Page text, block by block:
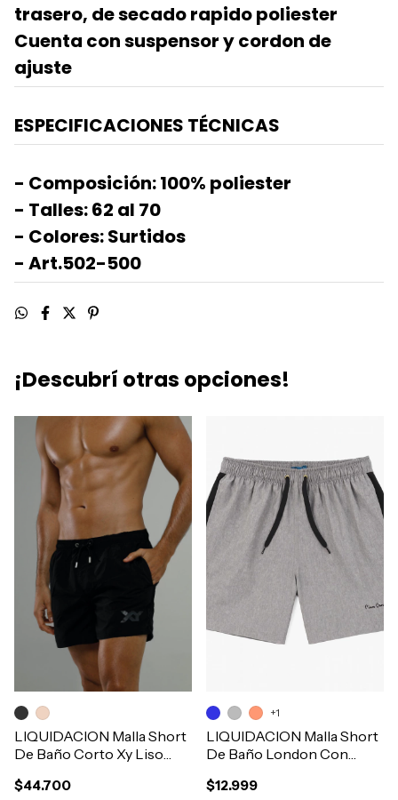
trasero, de secado rapido poliester
Cuenta con suspensor y cordon de
ajuste
ESPECIFICACIONES TÉCNICAS
- Composición: 100% poliester
- Talles: 62 al 70
- Colores: Surtidos
- Art.502-500
¡Descubrí otras opciones!
LIQUIDACION Malla Short
De Baño Corto Xy Liso
Art.702
$44.700
LIQUIDACION Malla Short
De Baño London Con
Hombre Art.512
$12.999
+1